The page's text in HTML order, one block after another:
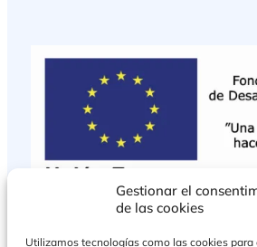
Gestionar el
de las cookies
Utilizamos tecnologías como las cookies